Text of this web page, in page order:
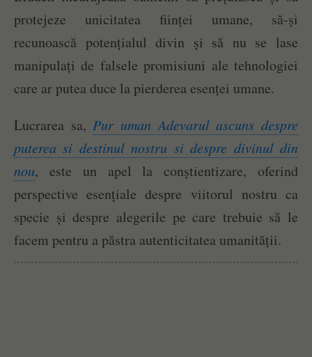
protejeze unicitatea ființei umane, să-și
recunoască potențialul divin și să nu se lase
manipulați de falsele promisiuni ale tehnologiei
care ar putea duce la pierderea esenței umane.
Lucrarea sa,Pur uman Adevarul ascuns despre
puterea si destinul nostru si despre divinul din
nou, este un apel la conștientizare, oferind
perspective esențiale despre viitorul nostru ca
specie și despre alegerile pe care trebuie să le
facem pentru a păstra autenticitatea umanității.